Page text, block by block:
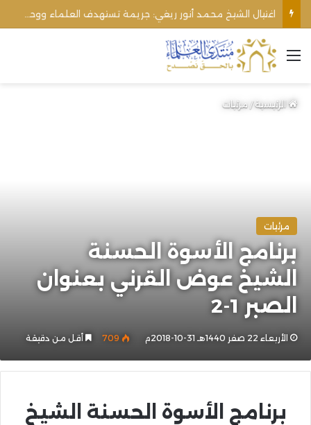
القائمة
الرئيسية/مرئيات
مرئيات
برنامج الأسوة الحسنة
الشيخ عوض القرني بعنوان
الصبر 1-2
الأربعاء 22 صفر 1440هـ 31-10-2018م 709 أقل من دقيقة
برنامج الأسوة الحسنة الشيخ